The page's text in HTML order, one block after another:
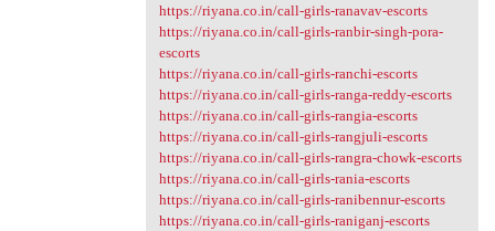
https://riyana.co.in/call-girls-ranavav-escorts
https://riyana.co.in/call-girls-ranbir-singh-pora-
escorts
https://riyana.co.in/call-girls-ranchi-escorts
https://riyana.co.in/call-girls-ranga-reddy-escorts
https://riyana.co.in/call-girls-rangia-escorts
https://riyana.co.in/call-girls-rangjuli-escorts
https://riyana.co.in/call-girls-rangra-chowk-escorts
https://riyana.co.in/call-girls-rania-escorts
https://riyana.co.in/call-girls-ranibennur-escorts
https://riyana.co.in/call-girls-raniganj-escorts